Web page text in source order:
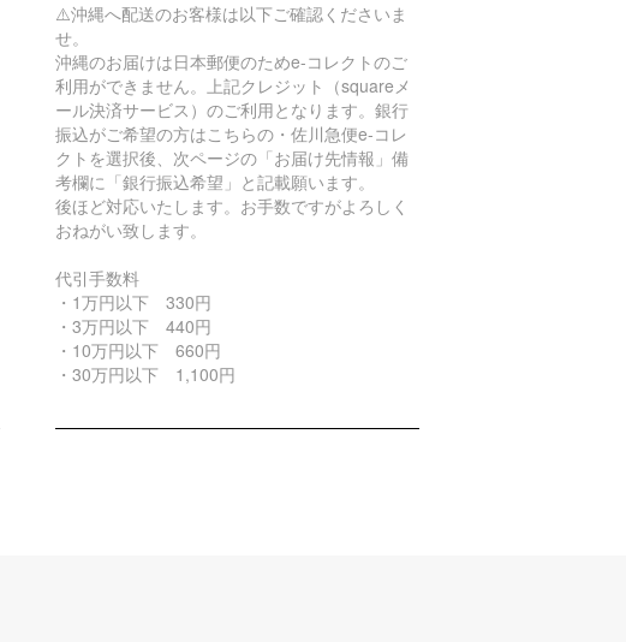
⚠️沖縄へ配送のお客様は以下ご確認くださいま
せ。
沖縄のお届けは日本郵便のためe-コレクトのご
利用ができません。上記クレジット（squareメ
ール決済サービス）のご利用となります。銀行
振込がご希望の方はこちらの・佐川急便e-コレ
クトを選択後、次ページの「お届け先情報」備
考欄に「銀行振込希望」と記載願います。
後ほど対応いたします。お手数ですがよろしく
おねがい致します。
代引手数料
・1万円以下 330円
・3万円以下 440円
・10万円以下 660円
・30万円以下 1,100円